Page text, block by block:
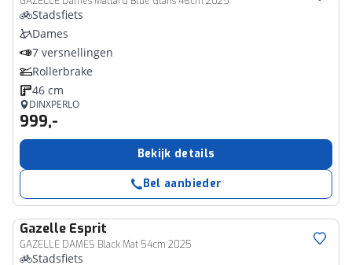
Stadsfiets
Dames
7 versnellingen
Rollerbrake
46 cm
DINXPERLO
999,-
Bekijk details
Bel aanbieder
Gazelle Esprit
GAZELLE DAMES Black Mat 54cm 2025
Stadsfiets